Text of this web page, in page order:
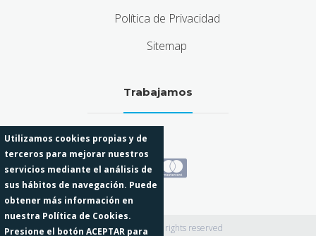
Política de Privacidad
Sitemap
Trabajamos
Odisean 2026 · All rights reserved
Utilizamos cookies propias y de
terceros para mejorar nuestros
servicios mediante el análisis de
sus hábitos de navegación. Puede
obtener más información en
nuestra Política de Cookies.
Presione el botón ACEPTAR para